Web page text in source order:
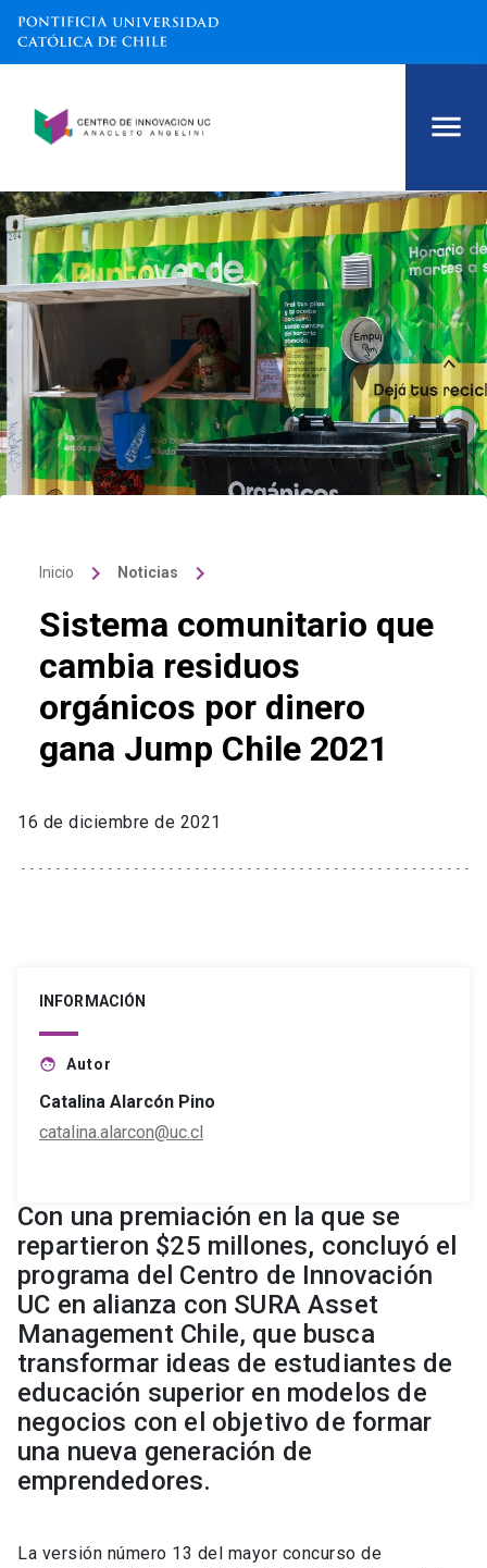
Inicio keyboard_arrow_right Noticias keyboard_arrow_right
Sistema comunitario que
cambia residuos
orgánicos por dinero
gana Jump Chile 2021
16 de diciembre de 2021
INFORMACIÓN
face Autor
Catalina Alarcón Pino
catalina.alarcon@uc.cl
Con una premiación en la que se
repartieron $25 millones, concluyó el
programa del Centro de Innovación
UC en alianza con SURA Asset
Management Chile, que busca
transformar ideas de estudiantes de
educación superior en modelos de
negocios con el objetivo de formar
una nueva generación de
emprendedores.
La versión número 13 del mayor concurso de